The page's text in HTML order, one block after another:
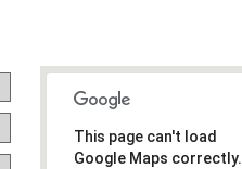
This page can't load
Google Maps correctly.